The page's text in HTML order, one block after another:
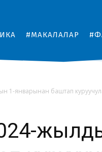
#МАКАЛАЛАР
1-январынан баштап